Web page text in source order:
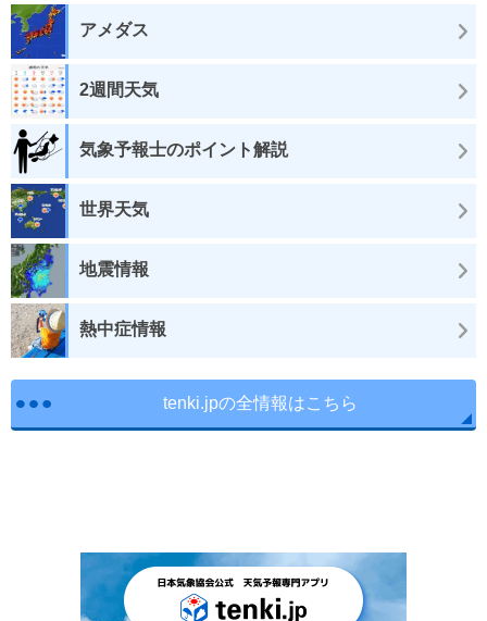
アメダス
2週間天気
気象予報士のポイント解説
世界天気
地震情報
熱中症情報
tenki.jpの全情報はこちら